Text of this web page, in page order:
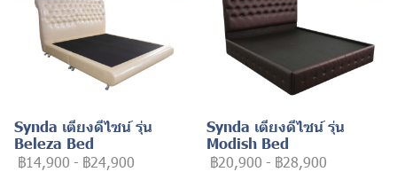
Synda เตียงดีไซน์ รุ่น
Beleza Bed
฿14,900 - ฿24,900
Synda เตียงดีไซน์ รุ่น
Modish Bed
฿20,900 - ฿28,900